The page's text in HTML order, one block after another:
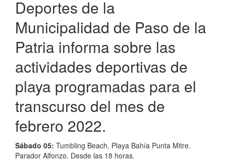
Deportes de la
Municipalidad de Paso de la
Patria informa sobre las
actividades deportivas de
playa programadas para el
transcurso del mes de
febrero 2022.
Sábado 05: Tumbling Beach. Playa Bahía Punta Mitre.
Parador Alfonzo. Desde las 18 horas.